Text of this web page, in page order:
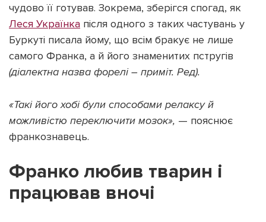
чудово її готував. Зокрема, зберігся спогад, як
Леся Українка після одного з таких частувань у
Буркуті писала йому, що всім бракує не лише
самого Франка, а й його знаменитих пстругів
(діалектна назва форелі – приміт. Ред).
«Такі його хобі були способами релаксу й
можливістю переключити мозок», — пояснює
франкознавець.
Франко любив тварин і
працював вночі